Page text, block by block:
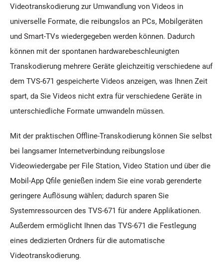
Videotranskodierung zur Umwandlung von Videos in
universelle Formate, die reibungslos an PCs, Mobilgeräten
und Smart-TVs wiedergegeben werden können. Dadurch
können mit der spontanen hardwarebeschleunigten
Transkodierung mehrere Geräte gleichzeitig verschiedene auf
dem TVS-671 gespeicherte Videos anzeigen, was Ihnen Zeit
spart, da Sie Videos nicht extra für verschiedene Geräte in
unterschiedliche Formate umwandeln müssen.
Mit der praktischen Offline-Transkodierung können Sie selbst
bei langsamer Internetverbindung reibungslose
Videowiedergabe per File Station, Video Station und über die
Mobil-App Qfile genießen indem Sie eine vorab gerenderte
geringere Auflösung wählen; dadurch sparen Sie
Systemressourcen des TVS-671 für andere Applikationen.
Außerdem ermöglicht Ihnen das TVS-671 die Festlegung
eines dedizierten Ordners für die automatische
Videotranskodierung.